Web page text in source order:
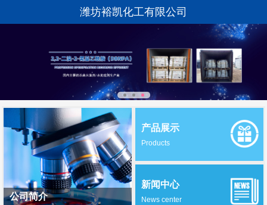
潍坊裕凯化工有限公司
公司简介
产品展示
Products
新闻中心
News center